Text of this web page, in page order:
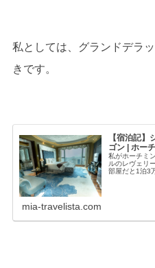
私としては、グランドデラ
きです。
【宿泊記
ゴン | ホー
私がホーチミ
ルのレヴェリ
部屋だと1泊3
mia-travelista.com